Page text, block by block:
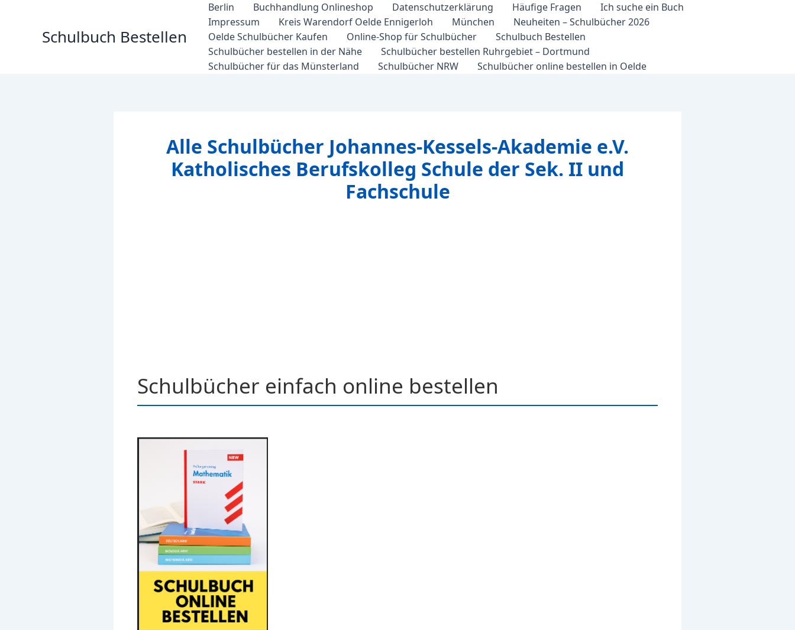
Schulbuch Bestellen
Berlin Buchhandlung Onlineshop Datenschutzerklärung Häufige Fragen
Ich suche ein Buch
Impressum
Kreis Warendorf Oelde Ennigerloh München
Neuheiten – Schulbücher 2026
Oelde Schulbücher Kaufen
Online-Shop für Schulbücher
Schulbuch Bestellen
Schulbücher bestellen in der Nähe
Schulbücher bestellen Ruhrgebiet – Dortmund
Schulbücher für das Münsterland
Schulbücher NRW Schulbücher online bestellen in Oelde
Alle Schulbücher Johannes-Kessels-Akademie e.V.
Katholisches Berufskolleg Schule der Sek. II und
Fachschule
Schulbücher einfach online bestellen